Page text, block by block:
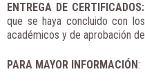
ENTREGA DE CERTIFICADOS:
que se haya concluido con
académicos y de aprobación
PARA MAYOR INFORMACIÓN: